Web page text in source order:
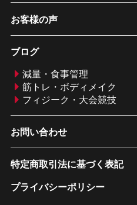
お客様の声
ブログ
減量・食事管理
筋トレ・ボディメイク
フィジーク・大会競技
お問い合わせ
特定商取引法に基づく表記
プライバシーポリシー